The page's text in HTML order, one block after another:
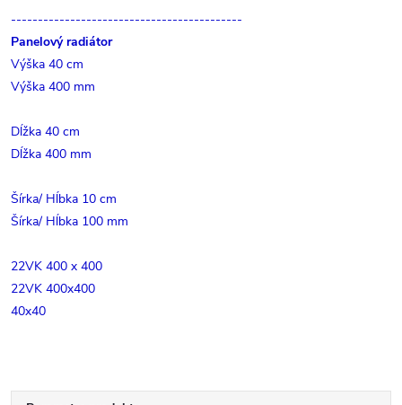
-------------------------------------------
Panelový radiátor
Výška 40 cm
Výška 400 mm
Dĺžka 40 cm
Dĺžka 400 mm
Šírka/ Hĺbka 10 cm
Šírka/ Hĺbka 100 mm
22VK 400 x 400
22VK 400x400
40x40